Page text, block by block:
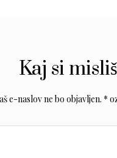
Kaj si
e-naslov ne bo objavljen. *